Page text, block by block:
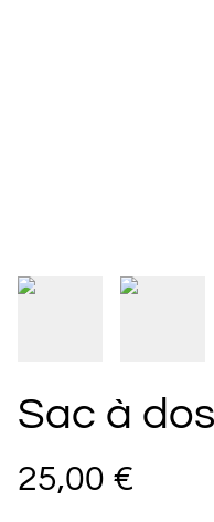
Sac à
25,00 €